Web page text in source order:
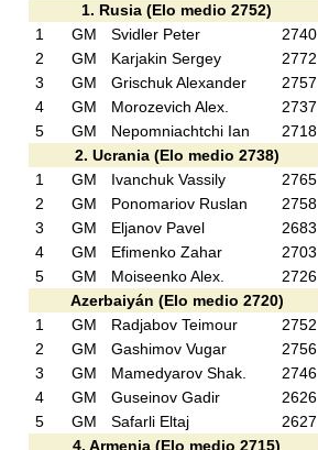
1. Rusia (Elo medio 2752)
1
GM Svidler Peter
2740
2
GM Karjakin Sergey
2772
3
GM Grischuk Alexander
2757
4
GM Morozevich Alex.
2737
5
GM Nepomniachtchi Ian
2718
2. Ucrania (Elo medio 2738)
1
GM Ivanchuk Vassily
2765
2
GM Ponomariov Ruslan
2758
3
GM Eljanov Pavel
2683
4
GM Efimenko Zahar
2703
5
GM Moiseenko Alex.
2726
Azerbaiyán (Elo medio 2720)
1
GM Radjabov Teimour
2752
2
GM Gashimov Vugar
2756
3
GM Mamedyarov Shak.
2746
4
GM Guseinov Gadir
2626
5
GM Safarli Eltaj
2627
4. Armenia (Elo medio 2715)